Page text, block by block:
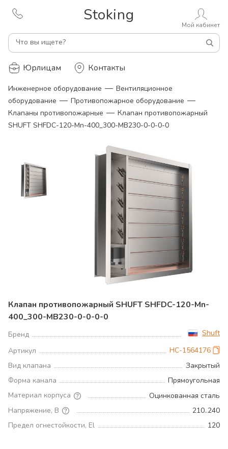
Stoking
Что вы ищете?
Мой кабинет
Юрлицам Контакты
Инженерное оборудование — Вентиляционное
оборудование — Противопожарное оборудование —
Клапаны противопожарные — Клапан противопожарный
SHUFT SHFDC-120-Mn-400_300-MB230-0-0-0-0
Клапан противопожарный SHUFT SHFDC-120-Mn-
400_300-MB230-0-0-0-0
Бренд
Shuft
Артикул
НС-1564176
Вид клапана
Закрытый
Форма канала
Прямоугольная
Материал корпуса
Оцинкованная сталь
Напряжение, В
210..240
Предел огнестойкости, El
120